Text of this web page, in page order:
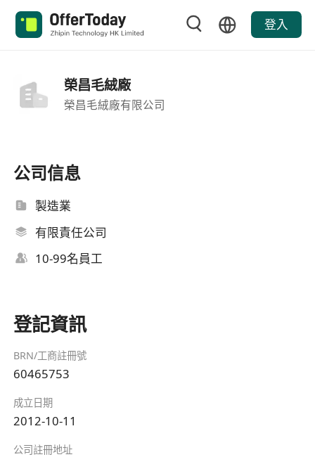
登入
榮昌毛絨廠
榮昌毛絨廠有限公司
公司信息
製造業
有限責任公司
10-99名員工
登記資訊
BRN/工商註冊號
60465753
成立日期
2012-10-11
公司註冊地址